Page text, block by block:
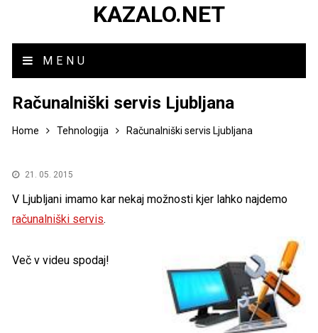
KAZALO.NET
MENU
Računalniški servis Ljubljana
Home Tehnologija Računalniški servis Ljubljana
21. 05. 2015
V Ljubljani imamo kar nekaj možnosti kjer lahko najdemo
računalniški servis.
Več v videu spodaj!